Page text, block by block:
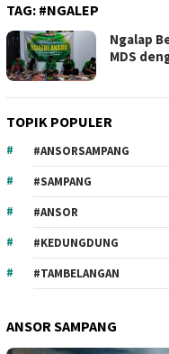
TAG: #NGALEP
Ngalap
MDS
TOPIK POPULER
#ANSORSAMPANG
#SAMPANG
#ANSOR
#KEDUNGDUNG
#TAMBELANGAN
ANSOR SAMPANG